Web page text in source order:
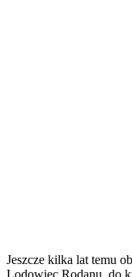
Jeszcze kilka lat temu
Lodowiec Rodanu, do